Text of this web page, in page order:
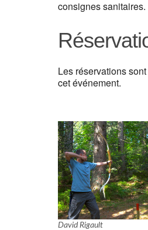
consignes sanitaires.
Les réservations
cet événement.
David Rigault